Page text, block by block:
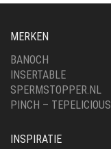
MERKEN
BANOCH
INSERTABLE
SPERMSTOPPER.NL
PINCH – TEPELICIOUS
INSPIRATIE